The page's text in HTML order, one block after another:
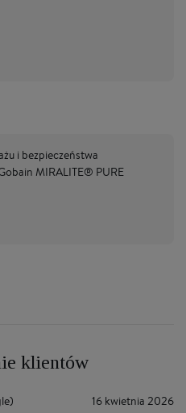
i bezpieczeństwa
MIRALITE® PURE
klientów
16 kwietnia 2026